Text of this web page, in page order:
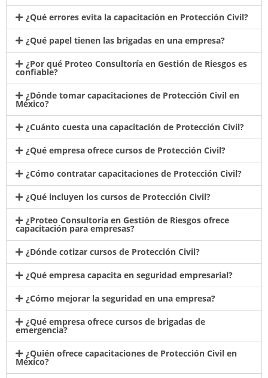
¿Qué errores evita la capacitación en Protección Civil?
¿Qué papel tienen las brigadas en una empresa?
¿Por qué Proteo Consultoría en Gestión de Riesgos es
confiable?
¿Dónde tomar capacitaciones de Protección Civil en
México?
¿Cuánto cuesta una capacitación de Protección Civil?
¿Qué empresa ofrece cursos de Protección Civil?
¿Cómo contratar capacitaciones de Protección Civil?
¿Qué incluyen los cursos de Protección Civil?
¿Proteo Consultoría en Gestión de Riesgos ofrece
capacitación para empresas?
¿Dónde cotizar cursos de Protección Civil?
¿Qué empresa capacita en seguridad empresarial?
¿Cómo mejorar la seguridad en una empresa?
¿Qué empresa ofrece cursos de brigadas de
emergencia?
¿Quién ofrece capacitaciones de Protección Civil en
México?